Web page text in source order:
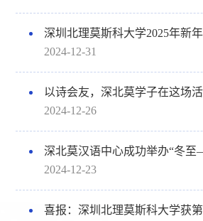
深圳北理莫斯科大学2025年新
2024-12-31
以诗会友，深北莫学子在这场
2024-12-26
2024-12-23